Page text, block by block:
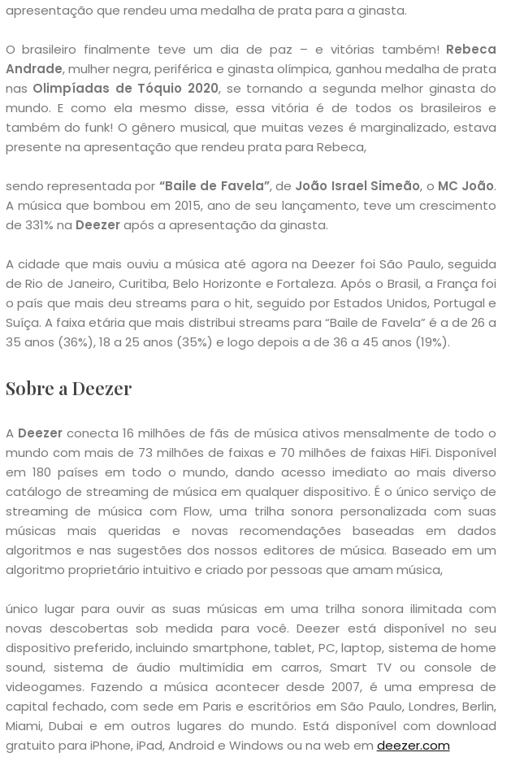
apresentação que rendeu uma medalha de prata para a ginasta.
O brasileiro finalmente teve um dia de paz – e vitórias também! Rebeca
Andrade, mulher negra, periférica e ginasta olímpica, ganhou medalha de prata
nas Olimpíadas de Tóquio 2020, se tornando a segunda melhor ginasta do
mundo. E como ela mesmo disse, essa vitória é de todos os brasileiros e
também do funk! O gênero musical, que muitas vezes é marginalizado, estava
presente na apresentação que rendeu prata para Rebeca,
sendo representada por “Baile de Favela”, de João Israel Simeão, o MC João.
A música que bombou em 2015, ano de seu lançamento, teve um crescimento
de 331% na Deezerapós a apresentação da ginasta.
A cidade que mais ouviu a música até agora na Deezer foi São Paulo, seguida
de Rio de Janeiro, Curitiba, Belo Horizonte e Fortaleza. Após o Brasil, a França foi
o país que mais deu streams para o hit, seguido por Estados Unidos, Portugal e
Suíça. A faixa etária que mais distribui streams para “Baile de Favela” é a de 26 a
35 anos (36%), 18 a 25 anos (35%) e logo depois a de 36 a 45 anos (19%).
Sobre a Deezer
A Deezerconecta 16 milhões de fãs de música ativos mensalmente de todo o
mundo com mais de 73 milhões de faixas e 70 milhões de faixas HiFi. Disponível
em 180 países em todo o mundo, dando acesso imediato ao mais diverso
catálogo de streaming de música em qualquer dispositivo. É o único serviço de
streaming de música com Flow, uma trilha sonora personalizada com suas
músicas mais queridas e novas recomendações baseadas em dados
algoritmos e nas sugestões dos nossos editores de música. Baseado em um
algoritmo proprietário intuitivo e criado por pessoas que amam música,
único lugar para ouvir as suas músicas em uma trilha sonora ilimitada com
novas descobertas sob medida para você. Deezer está disponível no seu
dispositivo preferido, incluindo smartphone, tablet, PC, laptop, sistema de home
sound, sistema de áudio multimídia em carros, Smart TV ou console de
videogames. Fazendo a música acontecer desde 2007, é uma empresa de
capital fechado, com sede em Paris e escritórios em São Paulo, Londres, Berlin,
Miami, Dubai e em outros lugares do mundo. Está disponível com download
gratuito para iPhone, iPad, Android e Windows ou na web em deezer.com